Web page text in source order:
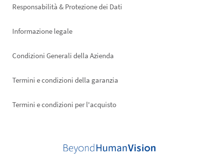
Responsabilità & Protezione dei Dati
Informazione legale
Condizioni Generali della Azienda
Termini e condizioni della garanzia
Termini e condizioni per l'acquisto